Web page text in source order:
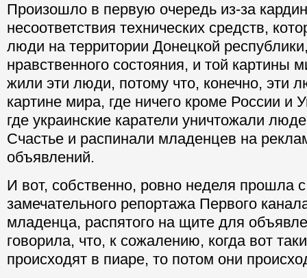
Произошло в первую очередь из-за
несоответствия технических средств,
люди на территории Донецкой
нравственного состояния, и той картины
жили эти люди, потому что, конечно, эти
картине мира, где ничего кроме России и
где украинские каратели уничтожали
Счастье и распинали младенцев на
объявлений.
И вот, собственно, ровно неделя прошла
замечательного репортажа Первого
младенца, распятого на щите для
говорила, что, к сожалению, когда вот
происходят в пиаре, то потом они